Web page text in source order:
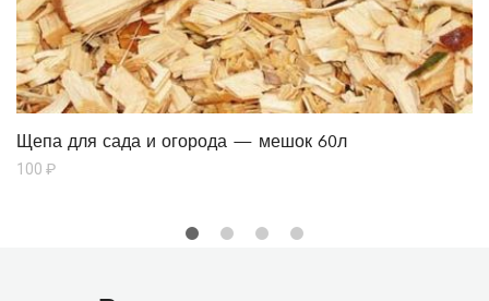
Щепа для сада и огорода — мешок 60л
100 ₽